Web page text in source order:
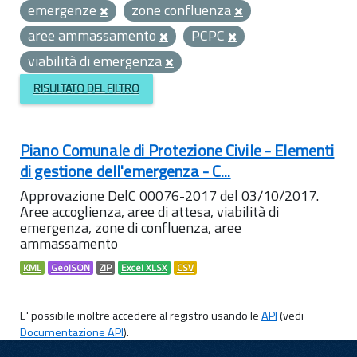
emergenze
zone confluenza
aree ammassamento
PCPC
viabilità di emergenza
RISULTATO DEL FILTRO
Piano Comunale di Protezione Civile - Elementi
di gestione dell'emergenza - C...
Approvazione DelC 00076-2017 del 03/10/2017.
Aree accoglienza, aree di attesa, viabilità di
emergenza, zone di confluenza, aree
ammassamento
KML GeoJSON ZIP Excel XLSX CSV
E' possibile inoltre accedere al registro usando leAPI(vedi
Documentazione API).